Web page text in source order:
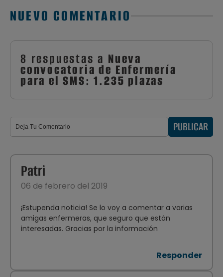
NUEVO COMENTARIO
8 respuestas a Nueva
convocatoria de Enfermería
para el SMS: 1.235 plazas
PUBLICAR
Patri
06 de febrero del 2019
¡Estupenda noticia! Se lo voy a comentar a varias
amigas enfermeras, que seguro que están
interesadas. Gracias por la información
Responder